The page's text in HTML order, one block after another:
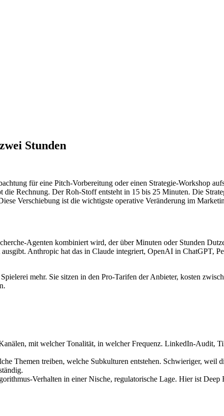
Stunden
für eine Pitch-Vorbereitung oder einen Strategie-Workshop
Rechnung. Der Roh-Stoff entsteht in 15 bis 25 Minuten. Die
Verschiebung ist die wichtigste operative Veränderung im
Agenten kombiniert wird, der über Minuten oder Stunden
Anthropic hat das in Claude integriert, OpenAI in ChatGPT,
mehr. Sie sitzen in den Pro-Tarifen der Anbieter, kosten
mit welcher Tonalität, in welcher Frequenz. LinkedIn-Audit,
Themen treiben, welche Subkulturen entstehen. Schwieriger,
Verhalten in einer Nische, regulatorische Lage. Hier ist Deep